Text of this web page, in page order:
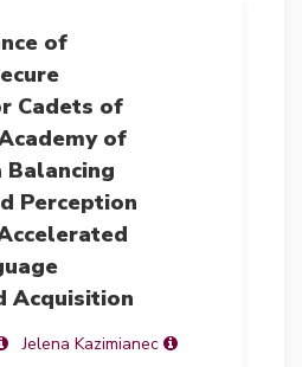
of
Cadets of
of
Balancing
Perception
Acquisition
Jelena Kazimianec